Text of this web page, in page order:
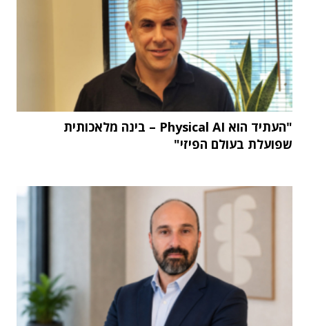
"העתיד הוא Physical AI – בינה מלאכותית
שפועלת בעולם הפיזי"